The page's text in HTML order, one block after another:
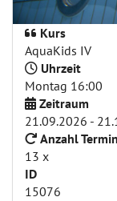
Kurs
AquaKids IV
Uhrzeit
Montag 16:00
Zeitraum
21.09.2026 -
Anzahl
13 x
ID
15076